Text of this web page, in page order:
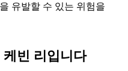
유발할 수 있는 위험을
빈 리입니다